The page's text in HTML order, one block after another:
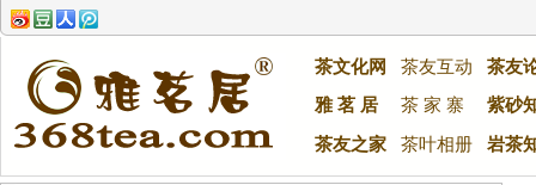
茶文化网 茶友互动
茶友
雅 茗 居
茶 家 寨 紫砂
茶友之家 茶叶相册 岩茶